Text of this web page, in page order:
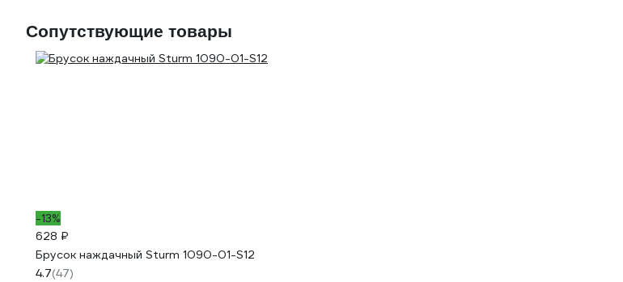
Сопутствующие товары
-13%
628 ₽
Брусок наждачный Sturm 1090-01-S12
4.7(47)